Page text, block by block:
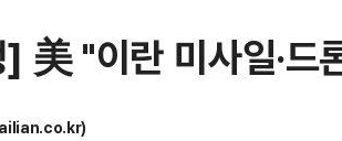
美 "이란 미사일·